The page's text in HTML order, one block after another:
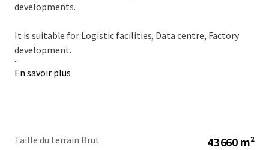
developments.​
It is suitable for Logistic facilities, Data centre, Factory
development.
...
En savoir plus
Taille du terrain Brut 43 660 m²